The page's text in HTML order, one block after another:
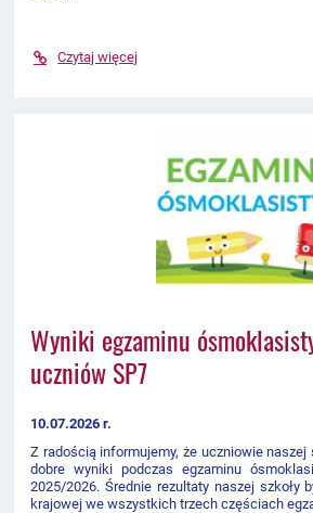
Czytaj więcej
Wyniki egzaminu
uczniów SP7
10.07.2026 r.
Z radością informujemy, że uczniowienaszej
dobre wyniki podczas egzaminu
2025/2026. Średnie rezultaty naszej szkoły
krajowej we wszystkich trzech częściach